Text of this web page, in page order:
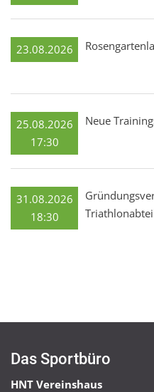
23.08.2026
25.08.2026
17:30
Neue
31.08.2026
18:30
Das Sportbüro
HNT Vereinshaus